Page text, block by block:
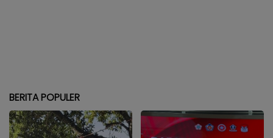
BERITA POPULER